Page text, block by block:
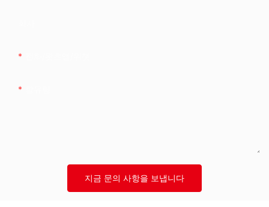
지금 문의 사항을 보냅니다